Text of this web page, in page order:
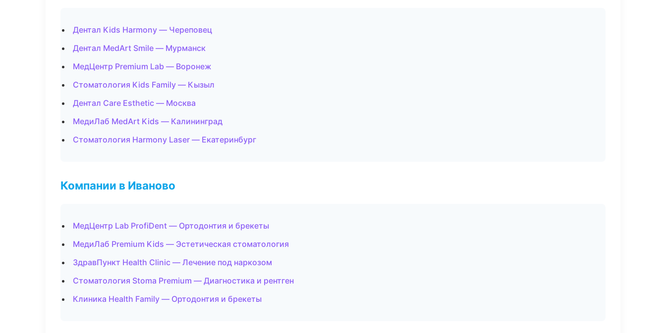
Дентал Kids Harmony — Череповец
Дентал MedArt Smile — Мурманск
МедЦентр Premium Lab — Воронеж
Стоматология Kids Family — Кызыл
Дентал Care Esthetic — Москва
МедиЛаб MedArt Kids — Калининград
Стоматология Harmony Laser — Екатеринбург
Компании в Иваново
МедЦентр Lab ProfiDent — Ортодонтия и брекеты
МедиЛаб Premium Kids — Эстетическая стоматология
ЗдравПункт Health Clinic — Лечение под наркозом
Стоматология Stoma Premium — Диагностика и рентген
Клиника Health Family — Ортодонтия и брекеты